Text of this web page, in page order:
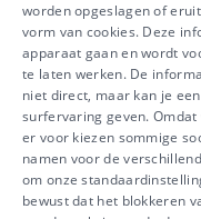
asbest@ibeve.be
worden opgeslagen of
vorm van cookies. Deze
apparaat gaan en wordt
te laten werken. De
niet direct, maar kan je
surfervaring geven.
er voor kiezen sommige
namen voor de
om onze
bewust dat het blokkeren